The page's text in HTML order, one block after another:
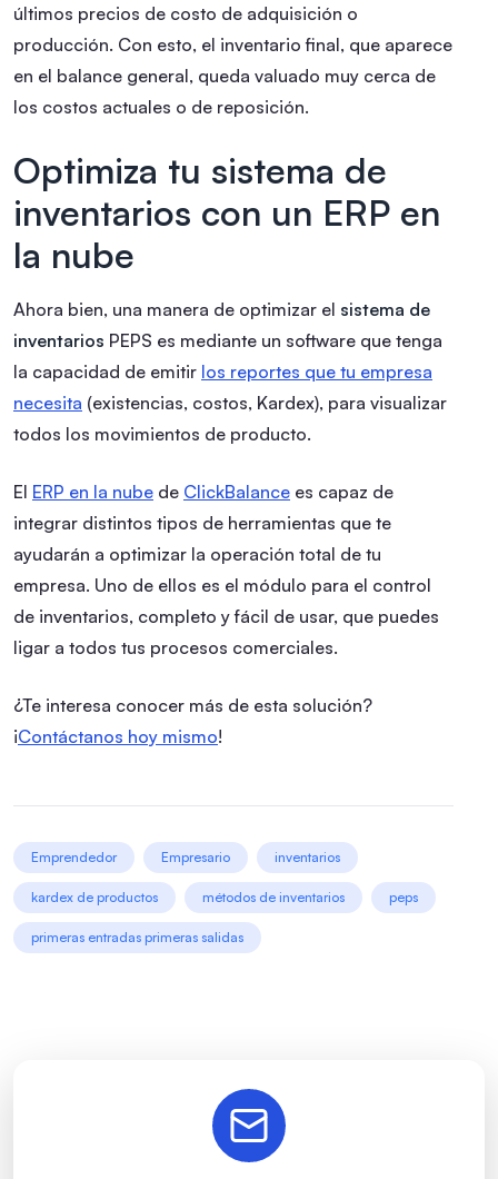
últimos precios de costo de adquisición o
producción. Con esto, el inventario final, que aparece
en el balance general, queda valuado muy cerca de
los costos actuales o de reposición.
Optimiza tu sistema de
inventarios con un ERP en
la nube
Ahora bien, una manera de optimizar el sistema de
inventarios PEPS es mediante un software que tenga
la capacidad de emitir los reportes que tu empresa
necesita (existencias, costos, Kardex), para visualizar
todos los movimientos de producto.
El ERP en la nube de ClickBalance es capaz de
integrar distintos tipos de herramientas que te
ayudarán a optimizar la operación total de tu
empresa. Uno de ellos es el módulo para el control
de inventarios, completo y fácil de usar, que puedes
ligar a todos tus procesos comerciales.
¿Te interesa conocer más de esta solución?
¡Contáctanos hoy mismo!
Emprendedor Empresario inventarios
kardex de productos métodos de inventarios peps
primeras entradas primeras salidas